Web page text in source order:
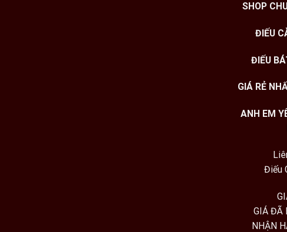
SHOP
ĐIẾU
ĐIẾU
GIÁ RẺ
ANH EM
Điếu
GIÁ ĐÃ
NHẬN